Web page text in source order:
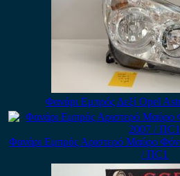
Φανάρι Εμπρός Δεξί Opel
Φανάρι Εμπρός Αριστερό Μαύρο
/ ΠC1